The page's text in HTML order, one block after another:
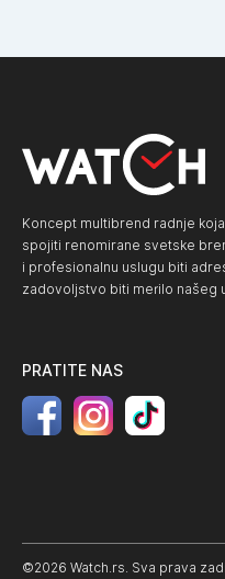
Koncept multibrend radnje
spojiti renomirane svetske
i profesionalnu uslugu biti
zadovoljstvo biti merilo našeg
PRATITE NAS
©2026 Watch.rs. Sva prava